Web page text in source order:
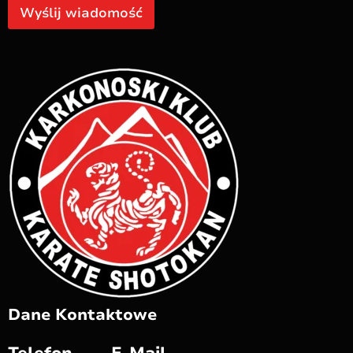
Wyślij wiadomość
Dane Kontaktowe